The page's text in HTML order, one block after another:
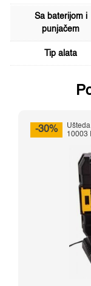
Sa baterijom i
punjačem
Tip alata
-30%
Ušteda
10003